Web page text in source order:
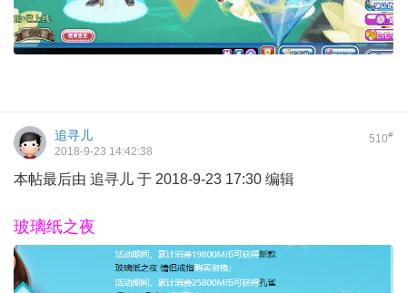
510#
追寻儿
2018-9-23 14:42:38
本帖最后由 追寻儿 于 2018-9-23 17:30 编辑
玻璃纸之夜